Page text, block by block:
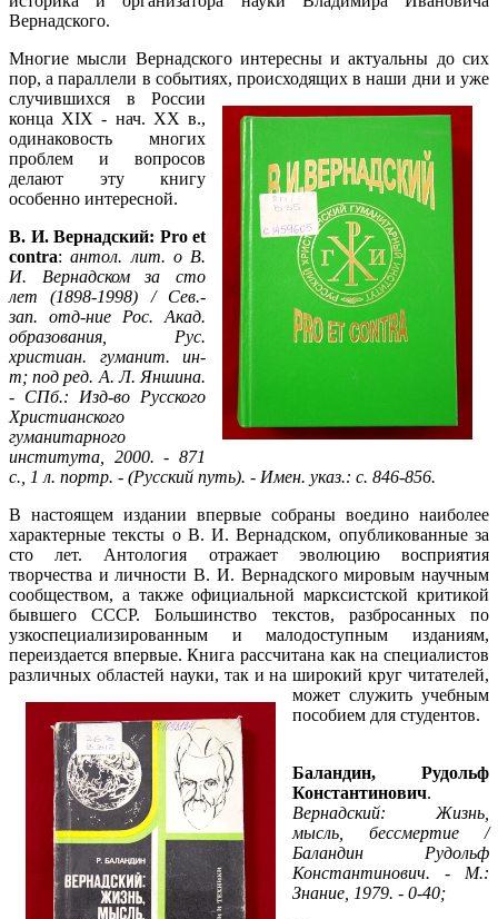
Вернадского.
Многие мысли Вернадского интересны и актуальны до сих
пор, а параллели в событиях, происходящих в наши дни и уже
случившихся в России
конца XIX - нач. XX в.,
одинаковость многих
проблем и вопросов
делают эту книгу
особенно интересной.
В. И. Вернадский: Pro et
contra:антол. лит. о В.
И. Вернадском за сто
лет (1898-1998) / Сев.-
зап. отд-ние Рос. Акад.
образования, Рус.
христиан. гуманит. ин-
т; под ред. А. Л. Яншина.
- СПб.: Изд-во Русского
Христианского
гуманитарного
института, 2000. - 871
с., 1 л. портр. - (Русский путь). - Имен. указ.: с. 846-856.
В настоящем издании впервые собраны воедино наиболее
характерные тексты о В. И. Вернадском, опубликованные за
сто лет. Антология отражает эволюцию восприятия
творчества и личности В. И. Вернадского мировым научным
сообществом, а также официальной марксистской критикой
бывшего СССР. Большинство текстов, разбросанных по
узкоспециализированным и малодоступным изданиям,
переиздается впервые. Книга рассчитана как на специалистов
различных областей науки, так и на широкий круг читателей,
может служить учебным
пособием для студентов.
Баландин, Рудольф
Константинович.
Вернадский: Жизнь,
мысль, бессмертие /
Баландин Рудольф
Константинович. - М.:
Знание, 1979. - 0-40;